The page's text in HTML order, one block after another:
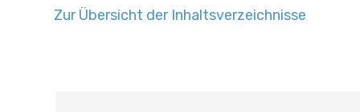
Zur Übersicht der Inhaltsverzeichnisse